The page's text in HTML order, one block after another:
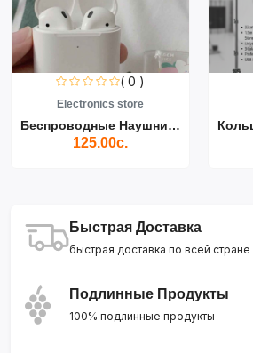
( 0 )
Electronics store
Беспроводные Наушники Air...
125.00с.
Быстрая Доставка
быстрая доставка по всей стране
Подлинные Продукты
100% подлинные продукты